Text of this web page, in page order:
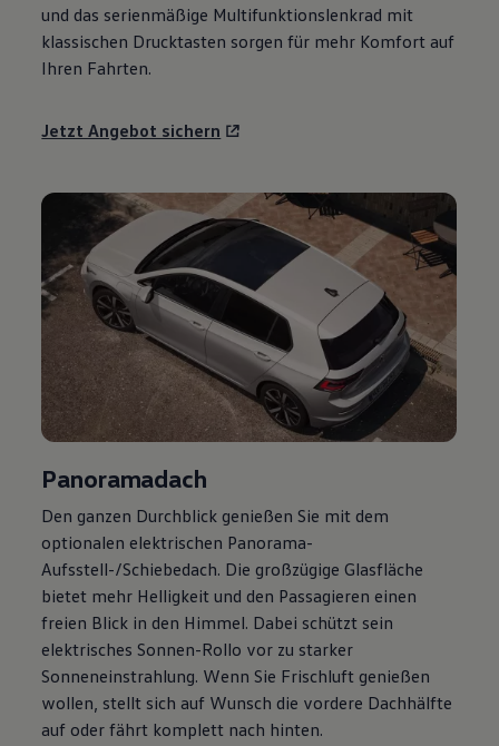
und das serienmäßige Multifunktionslenkrad mit
klassischen Drucktasten sorgen für mehr Komfort auf
Ihren Fahrten.
Jetzt Angebot sichern
Panoramadach
Den ganzen Durchblick genießen Sie mit dem
optionalen elektrischen Panorama-
Aufsstell-/Schiebedach. Die großzügige Glasfläche
bietet mehr Helligkeit und den Passagieren einen
freien Blick in den Himmel. Dabei schützt sein
elektrisches Sonnen-Rollo vor zu starker
Sonneneinstrahlung. Wenn Sie Frischluft genießen
wollen, stellt sich auf Wunsch die vordere Dachhälfte
auf oder fährt komplett nach hinten.